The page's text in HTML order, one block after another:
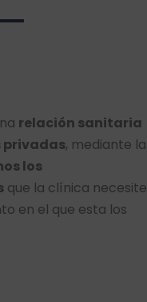
relación sanitaria
privadas, mediante la
los
que la clínica necesite
en el que esta los